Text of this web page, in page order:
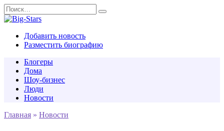
Перейти
к
содержанию
Search
for:
Добавить новость
Разместить биографию
Блогеры
Дома
Шоу-бизнес
Люди
Новости
Главная » Новости